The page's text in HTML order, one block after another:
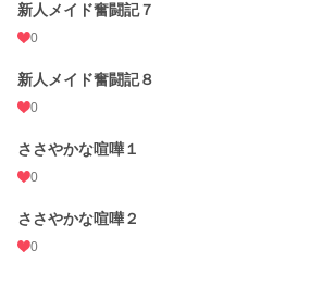
新人メイド奮闘記７
0
新人メイド奮闘記８
0
ささやかな喧嘩１
0
ささやかな喧嘩２
0